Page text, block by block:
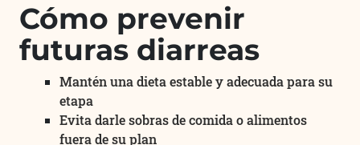
Cómo prevenir
futuras diarreas
Mantén una dieta estable y adecuada para su
etapa
Evita darle sobras de comida o alimentos
fuera de su plan